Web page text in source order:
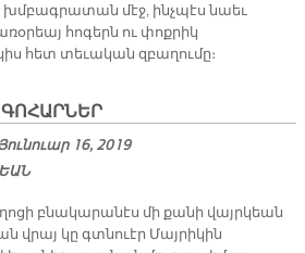
մէջ, ինչպէս նաեւ
հոգերն ու փոքրիկ
հետ տեւական զբաղումը։
16, 2019
բնակարանէս մի քանի վայրկեան
վրայ կը գտնուէր Մայրիկին